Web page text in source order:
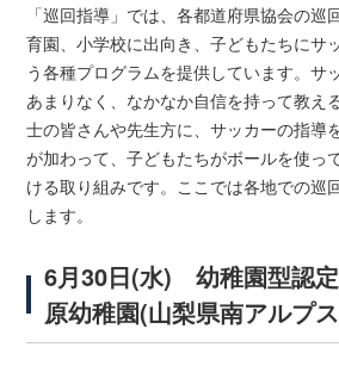
「巡回指導」では、各都道府県協会の巡
育園、小学校に出向き、子どもたちにサ
う各種プログラムを提供しています。サ
あまりなく、なかなか自信を持って教え
士の皆さんや先生方に、サッカーの指導
が加わって、子どもたちがボールを使っ
ける取り組みです。ここでは各地での巡
します。
6月30日(水) 幼稚園型認
原幼稚園(山梨県南アルプ